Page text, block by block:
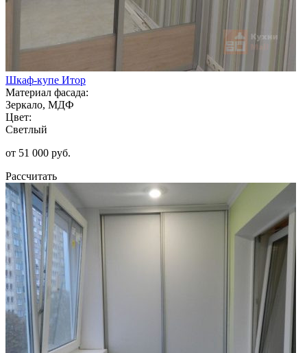
Шкаф-купе Итор
Материал фасада:
Зеркало, МДФ
Цвет:
Светлый
от 51 000 руб.
Рассчитать